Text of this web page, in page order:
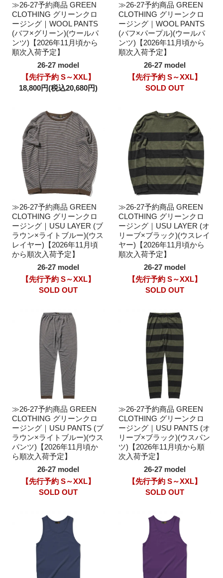
≫26-27予約商品 GREEN
CLOTHING グリーンクロ
ージング｜WOOL PANTS
(バフ×グリーン)(ウールパ
ンツ)【2026年11月頃から
順次入荷予定】
26-27 model
【先行予約 S～XXL】
18,800円(税込20,680円)
≫26-27予約商品 GREEN
CLOTHING グリーンクロ
ージング｜WOOL PANTS
(バフ×パープル)(ウールパ
ンツ)【2026年11月頃から
順次入荷予定】
26-27 model
【先行予約 S～XXL】
SOLD OUT
≫26-27予約商品 GREEN
CLOTHING グリーンクロ
ージング｜USU LAYER (ブ
ラウン×ライトブルー)(ウス
レイヤー)【2026年11月頃
から順次入荷予定】
26-27 model
【先行予約 S～XXL】
SOLD OUT
≫26-27予約商品 GREEN
CLOTHING グリーンクロ
ージング｜USU LAYER (オ
リーブ×ブラック)(ウスレイ
ヤー)【2026年11月頃から
順次入荷予定】
26-27 model
【先行予約 S～XXL】
SOLD OUT
≫26-27予約商品 GREEN
CLOTHING グリーンクロ
ージング｜USU PANTS (ブ
ラウン×ライトブルー)(ウス
パンツ)【2026年11月頃か
ら順次入荷予定】
26-27 model
【先行予約 S～XXL】
SOLD OUT
≫26-27予約商品 GREEN
CLOTHING グリーンクロ
ージング｜USU PANTS (オ
リーブ×ブラック)(ウスパン
ツ)【2026年11月頃から順
次入荷予定】
26-27 model
【先行予約 S～XXL】
SOLD OUT